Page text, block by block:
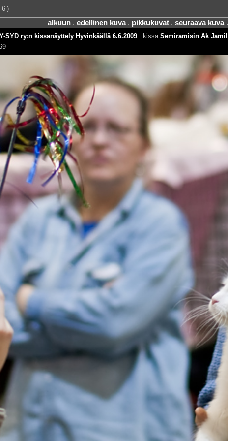
alkuun. edellinen kuva. pikkukuvat. seuraava kuva.
SYD ry:n kissanäyttely Hyvinkäällä 6.6.2009. kissa Semiramisin Ak Jamil